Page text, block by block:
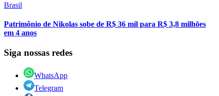
Brasil
Patrimônio de Nikolas sobe de R$ 36 mil para R$ 3,8 milhões
em 4 anos
Siga nossas redes
WhatsApp
Telegram